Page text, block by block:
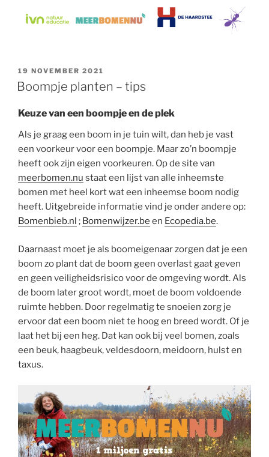
GEPLAATST
OP
19 NOVEMBER 2021
Boompje planten – tips
Keuze van een boompje en de plek
Als je graag een boom in je tuin wilt, dan heb je vast
een voorkeur voor een boompje. Maar zo’n boompje
heeft ook zijn eigen voorkeuren. Op de site van
meerbomen.nu staat een lijst van alle inheemste
bomen met heel kort wat een inheemse boom nodig
heeft. Uitgebreide informatie vind je onder andere op:
Bomenbieb.nl ; Bomenwijzer.be en Ecopedia.be.
Daarnaast moet je als boomeigenaar zorgen dat je een
boom zo plant dat de boom geen overlast gaat geven
en geen veiligheidsrisico voor de omgeving wordt. Als
de boom later groot wordt, moet de boom voldoende
ruimte hebben. Door regelmatig te snoeien zorg je
ervoor dat een boom niet te hoog en breed wordt. Of je
laat het bij een heg. Dat kan ook bij veel bomen, zoals
een beuk, haagbeuk, veldesdoorn, meidoorn, hulst en
taxus.